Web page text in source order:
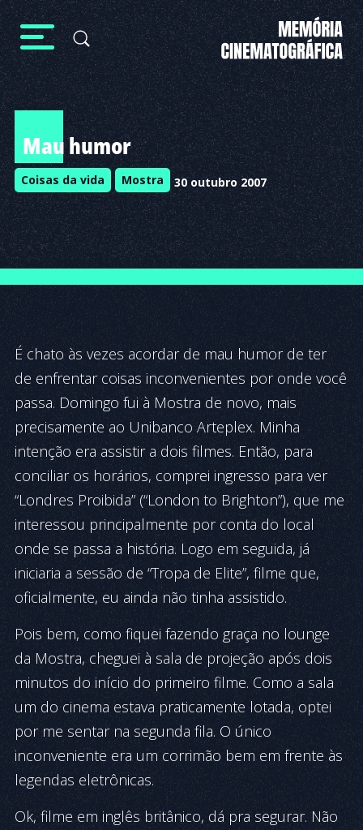
Mau humor
Coisas da vida Mostra 30 outubro 2007
É chato às vezes acordar de mau humor de ter
de enfrentar coisas inconvenientes por onde você
passa. Domingo fui à Mostra de novo, mais
precisamente ao Unibanco Arteplex. Minha
intenção era assistir a dois filmes. Então, para
conciliar os horários, comprei ingresso para ver
“Londres Proibida” (“London to Brighton”), que me
interessou principalmente por conta do local
onde se passa a história. Logo em seguida, já
iniciaria a sessão de “Tropa de Elite”, filme que,
oficialmente, eu ainda não tinha assistido.
Pois bem, como fiquei fazendo graça no lounge
da Mostra, cheguei à sala de projeção após dois
minutos do início do primeiro filme. Como a sala
um do cinema estava praticamente lotada, optei
por me sentar na segunda fila. O único
inconveniente era um corrimão bem em frente às
legendas eletrônicas.
Ok, filme em inglês britânico, dá pra segurar. Não